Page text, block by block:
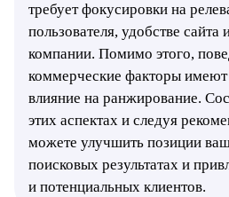
требует фокусировки на
пользователя, удобстве сайта
компании. Помимо этого,
коммерческие факторы имеют
влияние на ранжирование.
этих аспектах и следуя
можете улучшить позиции
поисковых результатах и
и потенциальных клиентов.